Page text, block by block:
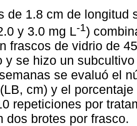
de 1.8 cm de longitud
y 3.0 mg L-1)
frascos de vidrio de
y se hizo un
se evaluó el
cm) y el
repeticiones por
dos brotes por frasco.